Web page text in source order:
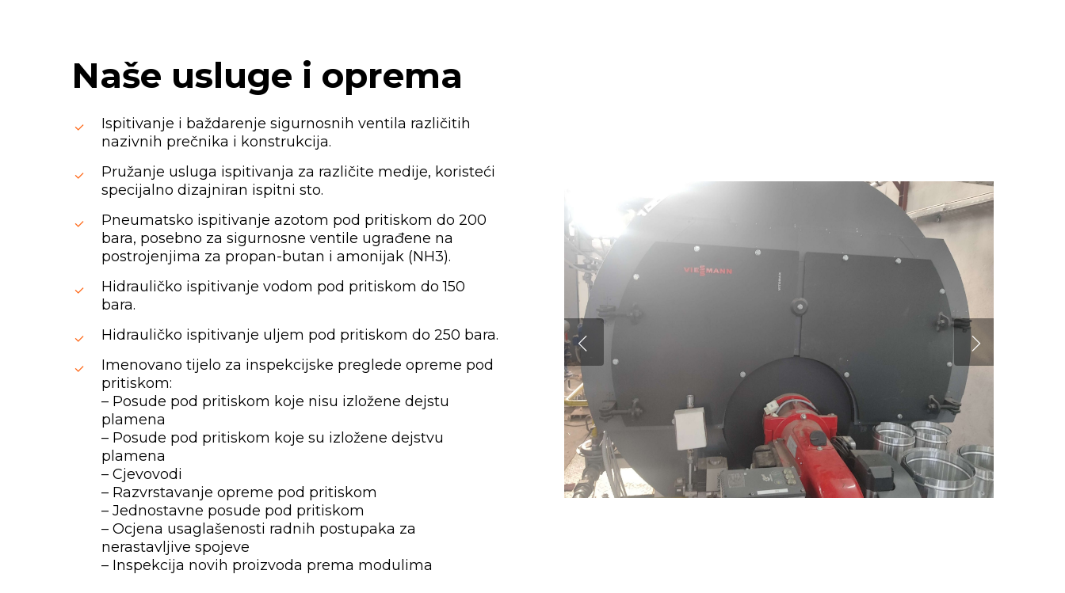
Naše usluge i oprema
Ispitivanje i baždarenje sigurnosnih ventila različitih
nazivnih prečnika i konstrukcija.
Pružanje usluga ispitivanja za različite medije, koristeći
specijalno dizajniran ispitni sto.
Pneumatsko ispitivanje azotom pod pritiskom do 200
bara, posebno za sigurnosne ventile ugrađene na
postrojenjima za propan-butan i amonijak (NH3).
Hidrauličko ispitivanje vodom pod pritiskom do 150
bara.
Hidrauličko ispitivanje uljem pod pritiskom do 250 bara.
Imenovano tijelo za inspekcijske preglede opreme pod
pritiskom:
– Posude pod pritiskom koje nisu izložene dejstu
plamena
– Posude pod pritiskom koje su izložene dejstvu
plamena
– Cjevovodi
– Razvrstavanje opreme pod pritiskom
– Jednostavne posude pod pritiskom
– Ocjena usaglašenosti radnih postupaka za
nerastavljive spojeve
– Inspekcija novih proizvoda prema modulima